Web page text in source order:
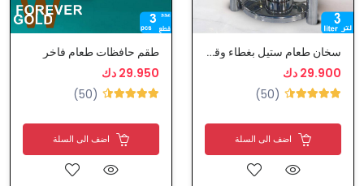
سخان طعام ستيل بغطاء وقاعدة ملكي
29.900 دك
(50)
اضف الى السلة
طقم حافظات طعام فاخر
29.950 دك
(50)
اضف الى السلة